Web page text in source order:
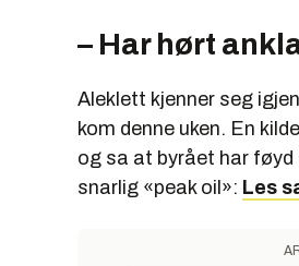
– Har hørt
Aleklett kjenner seg
kom denne uken. En
og sa at byrået har
snarlig «peak oil»: Les